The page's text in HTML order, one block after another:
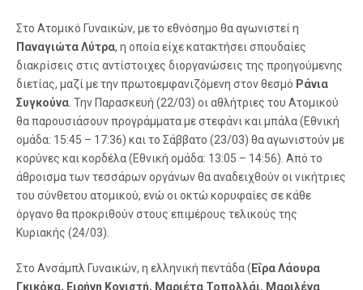
Στο Ατομικό Γυναικών, με το εθνόσημο θα αγωνιστεί η
Παναγιώτα Λύτρα, η οποία είχε κατακτήσει σπουδαίες
διακρίσεις στις αντίστοιχες διοργανώσεις της προηγούμενης
διετίας, μαζί με την πρωτοεμφανιζόμενη στον θεσμό Ράνια
Συγκούνα . Την Παρασκευή (22/03) οι αθλήτριες του Ατομικού
θα παρουσιάσουν προγράμματα με στεφάνι και μπάλα (Εθνική
ομάδα: 15:45 – 17:36) και το Σάββατο (23/03) θα αγωνιστούν με
κορύνες και κορδέλα (Εθνική ομάδα: 13:05 – 14:56). Από το
άθροισμα των τεσσάρων οργάνων θα αναδειχθούν οι νικήτριες
του σύνθετου ατομικού, ενώ οι οκτώ κορυφαίες σε κάθε
όργανο θα προκριθούν στους επιμέρους τελικούς της
Κυριακής (24/03).
Στο Ανσάμπλ Γυναικών, η ελληνική πεντάδα ( Εΐρα Λάουρα
Γκικόκα, Ειρήνη Κονιστή, Μαριέτα Τοπολλάι, Μαριλένα